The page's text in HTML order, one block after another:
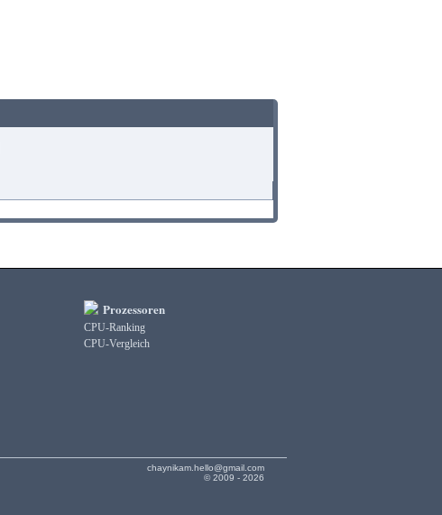
Prozessoren
CPU-Ranking
CPU-Vergleich
chaynikam.hello@gmail.com
© 2009 - 2026